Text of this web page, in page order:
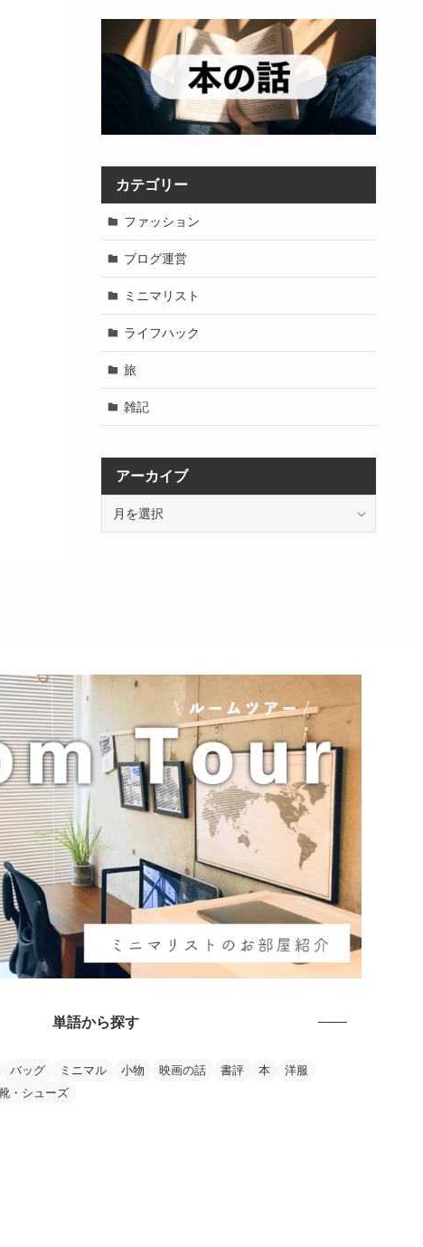
カテゴリー
ファッション
ブログ運営
ミニマリスト
ライフハック
旅
雑記
アーカイブ
単語から探す
バッグ ミニマル 小物 映画の話 書評 本
洋服
・シューズ